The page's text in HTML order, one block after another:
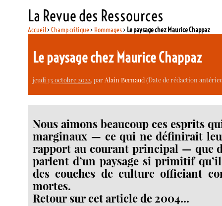
La Revue des Ressources
Accueil>Champ critique> Hommages> Le paysage chez Maurice Chappaz
Le paysage chez Maurice Chappaz
jeudi 13 octobre 2022, parAlain Bernaud(Date de rédaction
Nous aimons beaucoup ces esprits
marginaux — ce qui ne définirait
rapport au courant principal — que
parlent d’un paysage si primitif
des couches de culture officiant
mortes.
Retour sur cet article de 2004...